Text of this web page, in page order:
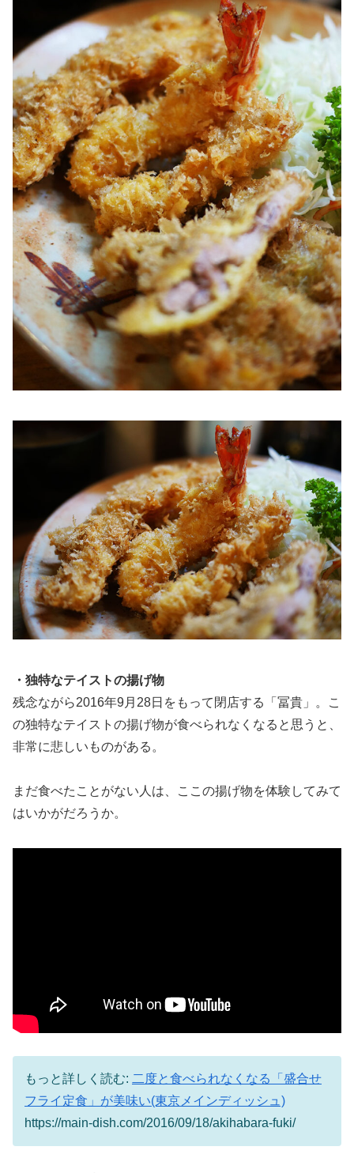
・独特なテイストの揚げ物
残念ながら2016年9月28日をもって閉店する「冨貴」。こ
の独特なテイストの揚げ物が食べられなくなると思うと、
非常に悲しいものがある。
まだ食べたことがない人は、ここの揚げ物を体験してみて
はいかがだろうか。
もっと詳しく読む: 二度と食べられなくなる「盛合せ
フライ定食」が美味い(東京メインディッシュ)
https://main-dish.com/2016/09/18/akihabara-fuki/